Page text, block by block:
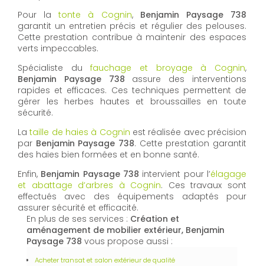
Pour latonte à Cognin, Benjamin Paysage 738
garantit un entretien précis et régulier des pelouses.
Cette prestation contribue à maintenir des espaces
verts impeccables.
Spécialiste dufauchage et broyage à Cognin,
Benjamin Paysage 738 assure des interventions
rapides et efficaces. Ces techniques permettent de
gérer les herbes hautes et broussailles en toute
sécurité.
Lataille de haies à Cognin est réalisée avec précision
par Benjamin Paysage 738. Cette prestation garantit
des haies bien formées et en bonne santé.
Enfin, Benjamin Paysage 738 intervient pour l’élagage
et abattage d’arbres à Cognin. Ces travaux sont
effectués avec des équipements adaptés pour
assurer sécurité et efficacité.
En plus de ses services : Création et
aménagement de mobilier extérieur, Benjamin
Paysage 738 vous propose aussi :
Acheter transat et salon extérieur de qualité